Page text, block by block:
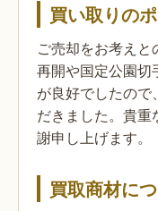
買い取りの
ご売却をお考え
再開や国定公園切
が良好でしたので
だきました。貴
謝申し上げます。
買取商材に